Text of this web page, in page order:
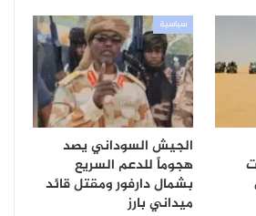
سياسية
الجيش السوداني يصد
هجوماً للدعم السريع
بشمال دارفور ومقتل قائد
ميداني بارز